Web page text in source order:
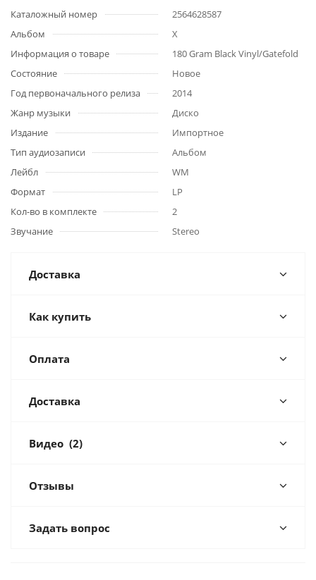
Каталожный номер
2564628587
Альбом
X
Информация о товаре
180 Gram Black Vinyl/Gatefold
Состояние
Новое
Год первоначального релиза
2014
Жанр музыки
Диско
Издание
Импортное
Тип аудиозаписи
Альбом
Лейбл
WM
Формат
LP
Кол-во в комплекте
2
Звучание
Stereo
Доставка
Как купить
Оплата
Доставка
Видео (2)
Отзывы
Задать вопрос